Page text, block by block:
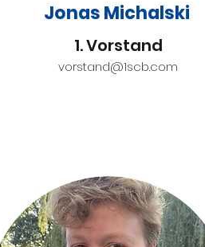
Jonas Michalski
1. Vorstand
vorstand@1scb.com